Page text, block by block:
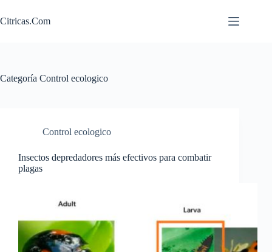
al
contenido
Citricas.Com
Categoría Control ecologico
Control ecologico
Insectos depredadores más efectivos para combatir
plagas